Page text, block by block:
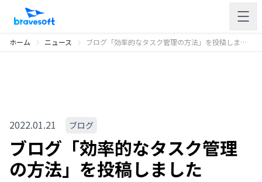
ホーム ニュース ブログ「効率的なタスク管理の方法」を投稿しました
2022.01.21 ブログ
ブログ「効率的なタスク管理
の方法」を投稿しました